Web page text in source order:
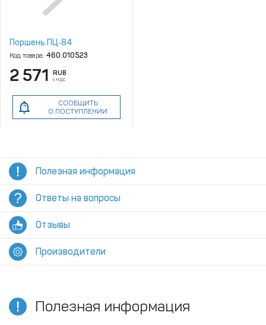
Поршень ПЦ‑84
Код товара: 460.010523
2 571 RUB
с НДС
СООБЩИТЬ
О ПОСТУПЛЕНИИ
Полезная информация
Ответы на вопросы
Отзывы
Производители
Полезная информация